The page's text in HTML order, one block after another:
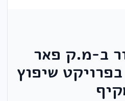
ב-מ.ק פאר
שיפוץ